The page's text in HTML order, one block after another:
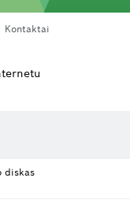
Kontaktai
diskas